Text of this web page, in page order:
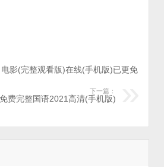
电影(完整观看版)在线(手机版)已更免
下一篇：
费完整国语2021高清(手机版)